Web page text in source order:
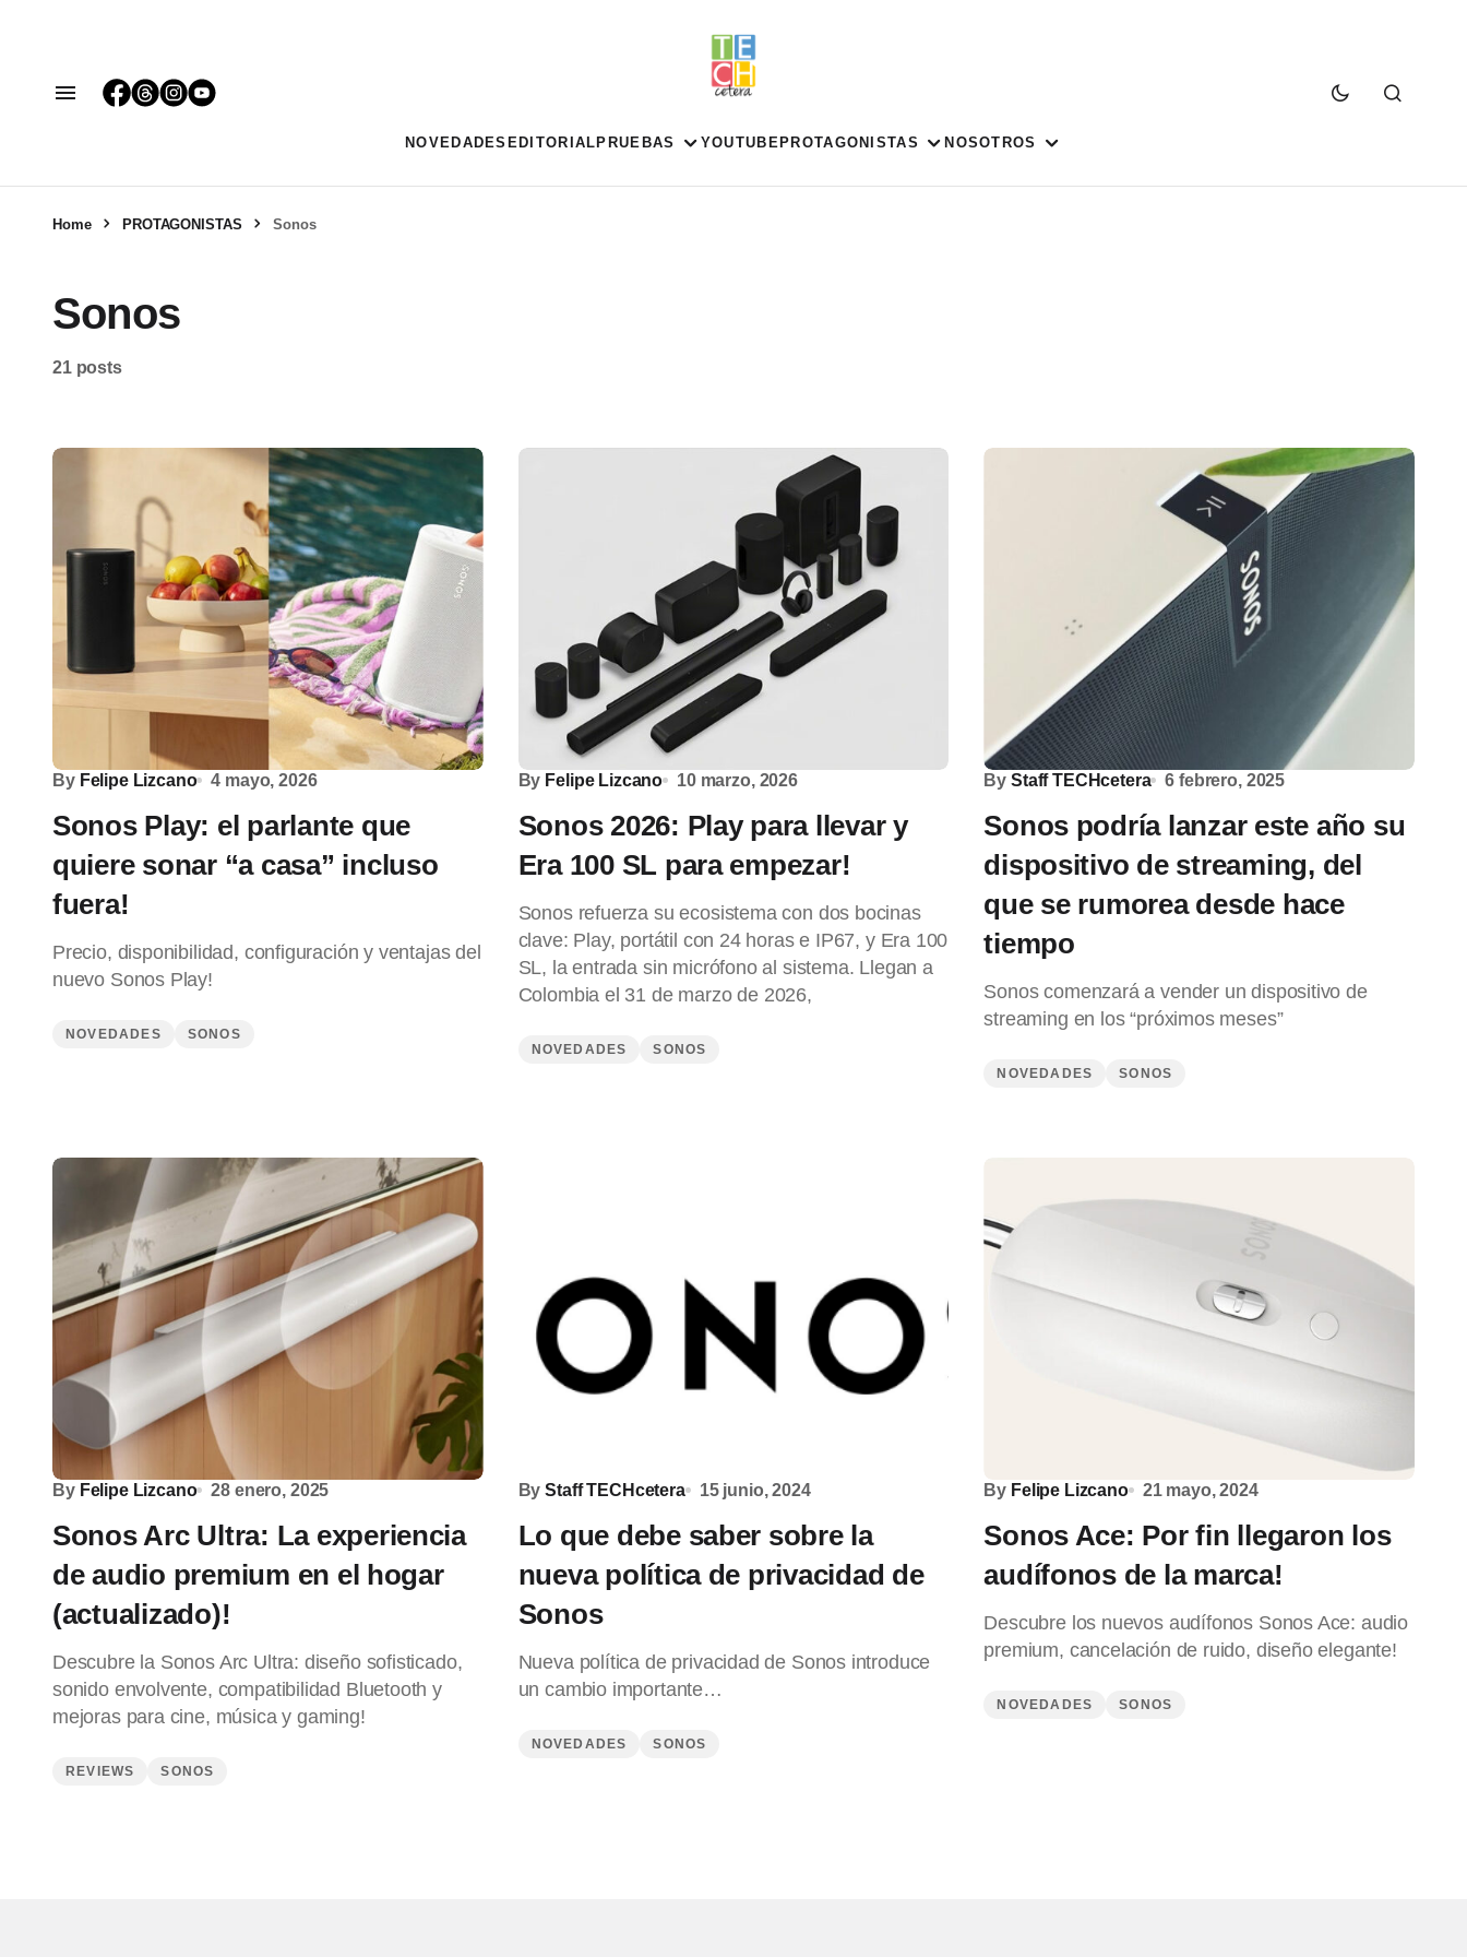
NOVEDADES EDITORIAL PRUEBAS YOUTUBE PROTAGONISTAS NOSOTROS
Home PROTAGONISTAS Sonos
Sonos
21 posts
By Felipe Lizcano 4 mayo, 2026
Sonos Play: el parlante que
quiere sonar “a casa” incluso
fuera!
Precio, disponibilidad, configuración y ventajas del
nuevo Sonos Play!
NOVEDADES SONOS
By Felipe Lizcano 10 marzo, 2026
Sonos 2026: Play para llevar y
Era 100 SL para empezar!
Sonos refuerza su ecosistema con dos bocinas
clave: Play, portátil con 24 horas e IP67, y Era 100
SL, la entrada sin micrófono al sistema. Llegan a
Colombia el 31 de marzo de 2026,
NOVEDADES SONOS
By Staff TECHcetera 6 febrero, 2025
Sonos podría lanzar este año su
dispositivo de streaming, del
que se rumorea desde hace
tiempo
Sonos comenzará a vender un dispositivo de
streaming en los “próximos meses”
NOVEDADES SONOS
By Felipe Lizcano 28 enero, 2025
Sonos Arc Ultra: La experiencia
de audio premium en el hogar
(actualizado)!
Descubre la Sonos Arc Ultra: diseño sofisticado,
sonido envolvente, compatibilidad Bluetooth y
mejoras para cine, música y gaming!
REVIEWS SONOS
By Staff TECHcetera 15 junio, 2024
Lo que debe saber sobre la
nueva política de privacidad de
Sonos
Nueva política de privacidad de Sonos introduce
un cambio importante…
NOVEDADES SONOS
By Felipe Lizcano 21 mayo, 2024
Sonos Ace: Por fin llegaron los
audífonos de la marca!
Descubre los nuevos audífonos Sonos Ace: audio
premium, cancelación de ruido, diseño elegante!
NOVEDADES SONOS